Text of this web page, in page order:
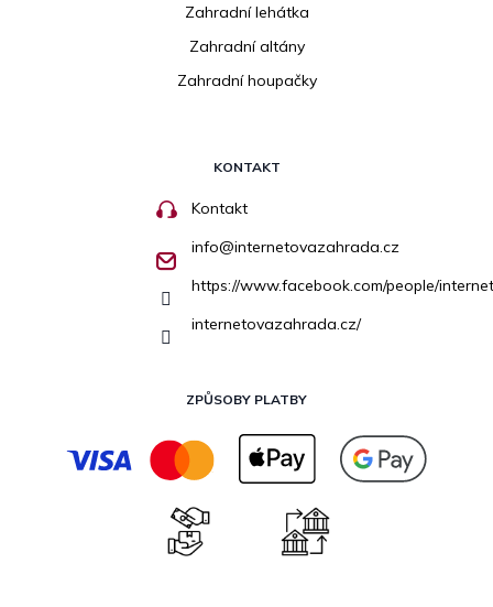
Zahradní lehátka
Zahradní altány
Zahradní houpačky
KONTAKT
Kontakt
info@internetovazahrada.cz
https://www.facebook.com/people/
internetovazahrada.cz/
ZPŮSOBY PLATBY